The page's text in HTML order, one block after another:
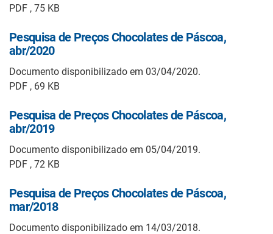
PDF , 75 KB
Pesquisa de Preços Chocolates de Páscoa,
abr/2020
Documento disponibilizado em 03/04/2020.
PDF , 69 KB
Pesquisa de Preços Chocolates de Páscoa,
abr/2019
Documento disponibilizado em 05/04/2019.
PDF , 72 KB
Pesquisa de Preços Chocolates de Páscoa,
mar/2018
Documento disponibilizado em 14/03/2018.